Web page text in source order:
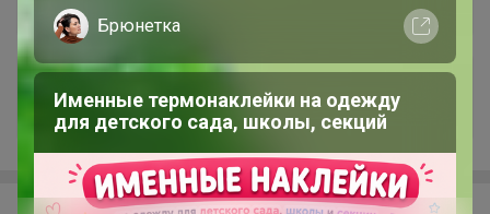
+637
Брюнетка
Именные термонаклейки на одежду
для детского сада, школы, секций